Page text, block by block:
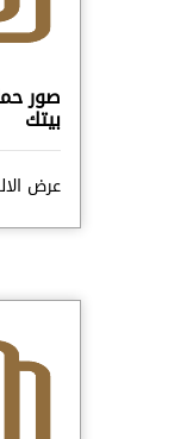
صور
بيتك
عرض